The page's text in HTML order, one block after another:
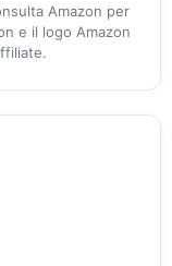
Amazon per
e il logo Amazon